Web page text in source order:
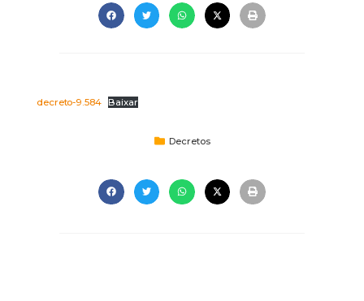
decreto-9.584 Baixar
Decretos